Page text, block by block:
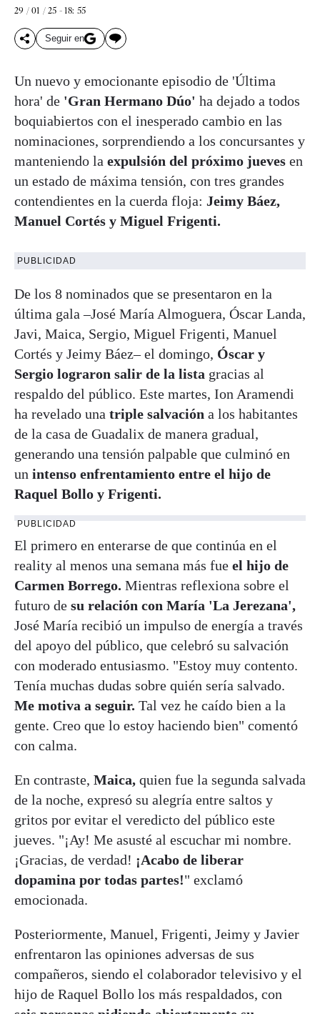
29 / 01 / 25 - 18: 55
Seguir en
Un nuevo y emocionante episodio de 'Última
hora' de 'Gran Hermano Dúo' ha dejado a todos
boquiabiertos con el inesperado cambio en las
nominaciones, sorprendiendo a los concursantes y
manteniendo la expulsión del próximo jueves en
un estado de máxima tensión, con tres grandes
contendientes en la cuerda floja: Jeimy Báez,
Manuel Cortés y Miguel Frigenti.
PUBLICIDAD
De los 8 nominados que se presentaron en la
última gala –José María Almoguera, Óscar Landa,
Javi, Maica, Sergio, Miguel Frigenti, Manuel
Cortés y Jeimy Báez– el domingo, Óscar y
Sergio lograron salir de la lista gracias al
respaldo del público. Este martes, Ion Aramendi
ha revelado una triple salvación a los habitantes
de la casa de Guadalix de manera gradual,
generando una tensión palpable que culminó en
un intenso enfrentamiento entre el hijo de
Raquel Bollo y Frigenti.
PUBLICIDAD
El primero en enterarse de que continúa en el
reality al menos una semana más fue el hijo de
Carmen Borrego. Mientras reflexiona sobre el
futuro de su relación con María 'La Jerezana',
José María recibió un impulso de energía a través
del apoyo del público, que celebró su salvación
con moderado entusiasmo. "Estoy muy contento.
Tenía muchas dudas sobre quién sería salvado.
Me motiva a seguir. Tal vez he caído bien a la
gente. Creo que lo estoy haciendo bien" comentó
con calma.
En contraste, Maica, quien fue la segunda salvada
de la noche, expresó su alegría entre saltos y
gritos por evitar el veredicto del público este
jueves. "¡Ay! Me asusté al escuchar mi nombre.
¡Gracias, de verdad! ¡Acabo de liberar
dopamina por todas partes!" exclamó
emocionada.
Posteriormente, Manuel, Frigenti, Jeimy y Javier
enfrentaron las opiniones adversas de sus
compañeros, siendo el colaborador televisivo y el
hijo de Raquel Bollo los más respaldados, con